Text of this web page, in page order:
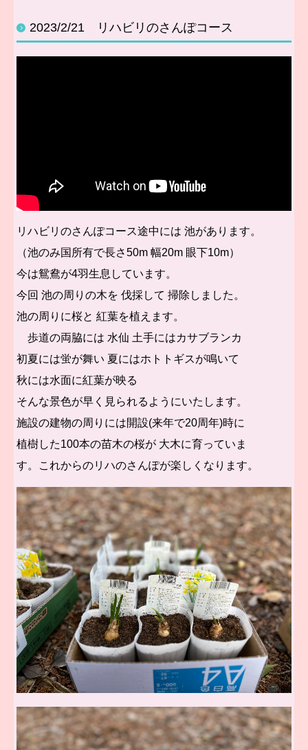
2023/2/21 リハビリのさんぽコース
リハビリのさんぽコース途中には 池があります。
（池のみ国所有で長さ50m 幅20m 眼下10m）
今は鴛鴦が4羽生息しています。
今回 池の周りの木を 伐採して 掃除しました。
池の周りに桜と紅葉を植えます。
歩道の両脇には 水仙 土手にはカサブランカ
初夏には蛍が舞い 夏にはホトトギスが鳴いて
秋には水面に紅葉が映る
そんな景色が早く見られるようにいたします。
施設の建物の周りには開設(来年で20周年)時に
植樹した100本の苗木の桜が 大木に育っていま
す。これからのリハのさんぽが楽しくなります。